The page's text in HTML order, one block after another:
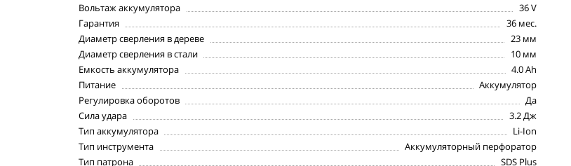
Вольтаж аккумулятора
36 V
Гарантия
36 мес.
Диаметр сверления в дереве
23 мм
Диаметр сверления в стали
10 мм
Емкость аккумулятора
4.0 Ah
Питание
Аккумулятор
Регулировка оборотов
Да
Сила удара
3.2 Дж
Тип аккумулятора
Li-Ion
Тип инструмента
Аккумуляторный перфоратор
Тип патрона
SDS Plus